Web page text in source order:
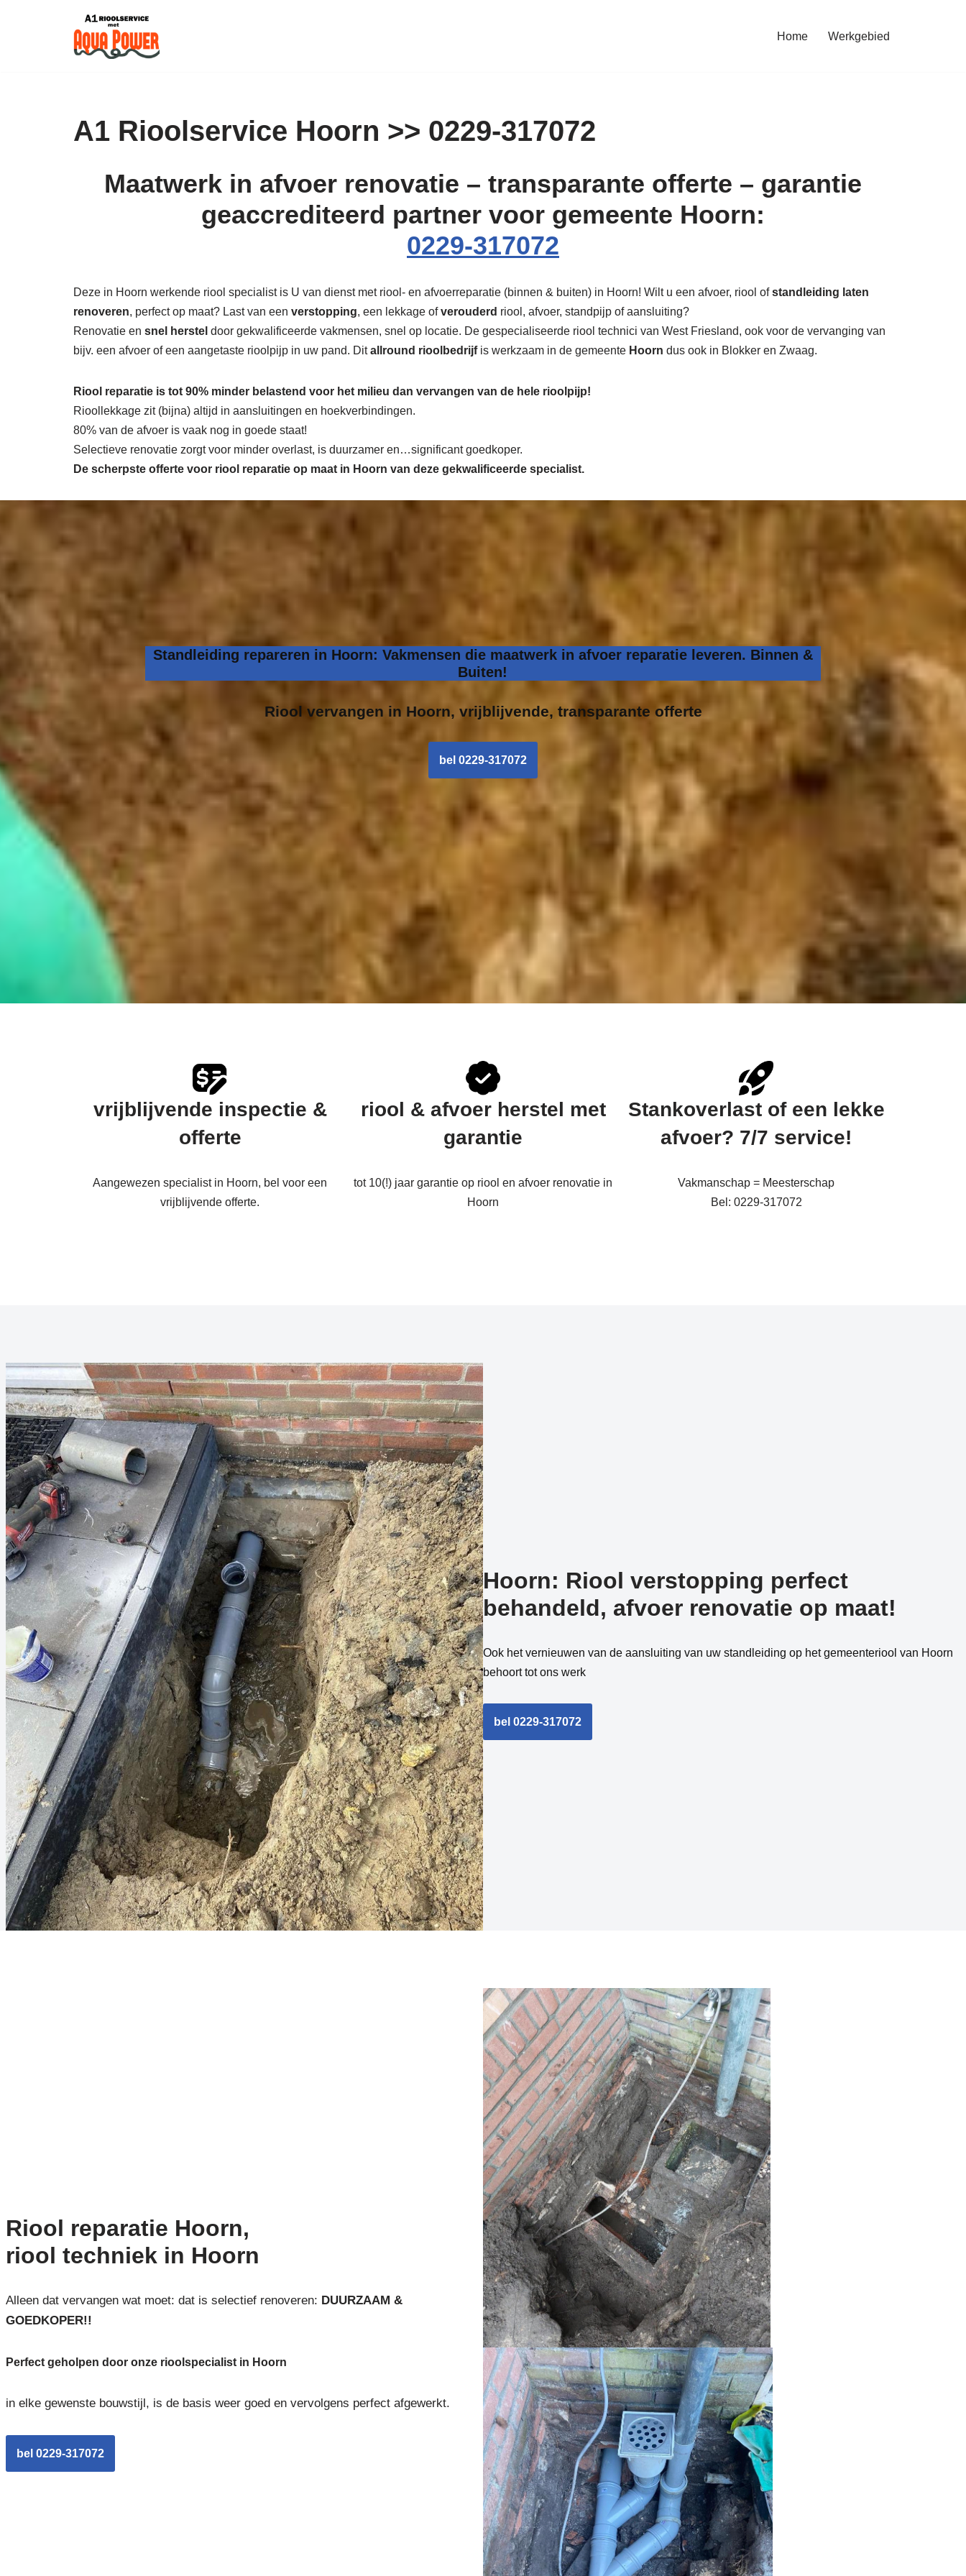
Home Werkgebied
A1 Rioolservice Hoorn >> 0229-317072
Maatwerk in afvoer renovatie – transparante offerte – garantie
geaccrediteerd partner voor gemeente Hoorn:
0229-317072
Deze in Hoorn werkende riool specialist is U van dienst met riool- en afvoerreparatie (binnen & buiten) in Hoorn! Wilt u een afvoer, riool ofstandleiding laten
renoveren, perfect op maat? Last van een verstopping, een lekkage ofverouderd riool, afvoer, standpijp of aansluiting?
Renovatie en snel herstel door gekwalificeerde vakmensen, snel op locatie. De gespecialiseerde riool technici van West Friesland, ook voor de vervanging van
bijv. een afvoer of een aangetaste rioolpijp in uw pand. Ditallround rioolbedrijfis werkzaam in de gemeente Hoorn dus ook in Blokker en Zwaag.
Riool reparatie is tot 90% minder belastend voor het milieu dan vervangen van de hele rioolpijp!
Rioollekkage zit (bijna) altijd in aansluitingen en hoekverbindingen.
80% van de afvoer is vaak nog in goede staat!
Selectieve renovatie zorgt voor minder overlast, is duurzamer en…significant goedkoper.
De scherpste offerte voor riool reparatie op maat in Hoorn van deze gekwalificeerde specialist.
Standleiding repareren in Hoorn: Vakmensen die maatwerk in afvoer reparatie leveren. Binnen &
Buiten!
Riool vervangen in Hoorn, vrijblijvende, transparante offerte
bel 0229-317072
vrijblijvende inspectie &
offerte
Aangewezen specialist in Hoorn, bel voor een
vrijblijvende offerte.
riool & afvoer herstel met
garantie
tot 10(!) jaar garantie op riool en afvoer renovatie in
Hoorn
Stankoverlast of een lekke
afvoer? 7/7 service!
Vakmanschap = Meesterschap
Bel: 0229-317072
Hoorn: Riool verstopping perfect
behandeld, afvoer renovatie op maat!
Ook het vernieuwen van de aansluiting van uw standleiding op het gemeenteriool van Hoorn
behoort tot ons werk
bel 0229-317072
Riool reparatie Hoorn,
riool techniek in Hoorn
Alleen dat vervangen wat moet: dat is selectief renoveren: DUURZAAM &
GOEDKOPER!!
Perfect geholpen door onze rioolspecialist in Hoorn
in elke gewenste bouwstijl, is de basis weer goed en vervolgens perfect afgewerkt.
bel 0229-317072